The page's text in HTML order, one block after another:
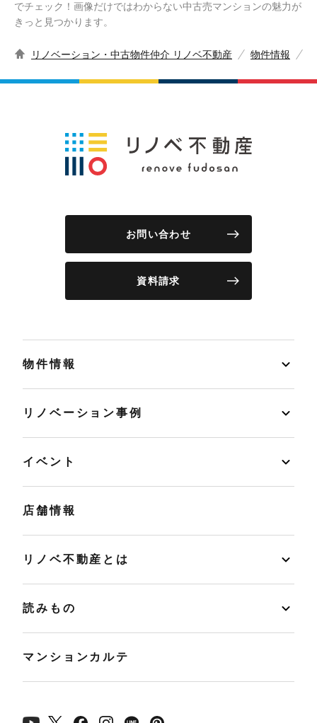
でチェック！画像だけではわからない中古売マンションの魅力が
きっと見つかります。
リノベーション・中古物件仲介 リノベ不動産 物件情報
お問い合わせ
資料請求
物件情報
リノベーション事例
イベント
店舗情報
リノベ不動産とは
読みもの
マンションカルテ